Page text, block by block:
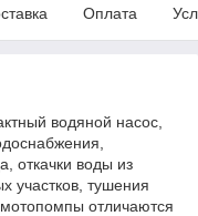
Оплата
водяной насос,
откачки воды из
участков, тушения
отличаются